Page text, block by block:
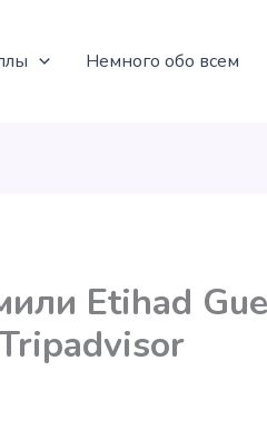
Немного обо всем
Etihad